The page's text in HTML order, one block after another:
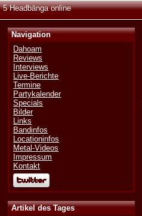
5 Headbänga online
Navigation
Dahoam
Reviews
Interviews
Live-Berichte
Termine
Partykalender
Specials
Bilder
Links
Bandinfos
Locationinfos
Metal-Videos
Impressum
Kontakt
Artikel des Tages